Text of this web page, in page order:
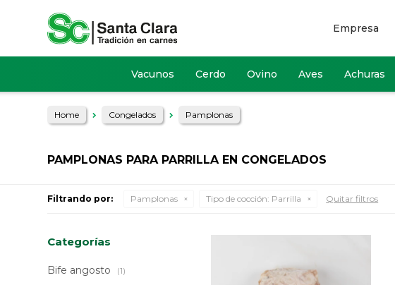
Vacunos Cerdo Ovino Aves Achuras
Empresa
Home Congelados Pamplonas
PAMPLONAS PARA PARRILLA EN CONGELADOS
Filtrando por: Pamplonas Tipo de cocción: Parrilla Quitar filtros
Categorías
Bife angosto (1)